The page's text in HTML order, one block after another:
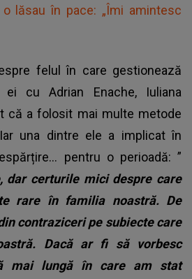
lăsau în pace: „Îmi amintesc
felul în care gestionează
cu Adrian Enache, Iuliana
că a folosit mai multe metode
una dintre ele a implicat în
pentru o perioadă: ”
dar certurile mici despre care
rare în familia noastră. De
contraziceri pe subiecte care
Dacă ar fi să vorbesc
mai lungă în care am stat